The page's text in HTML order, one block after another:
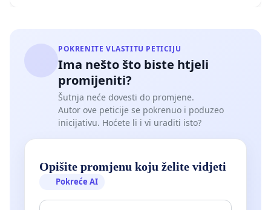
POKRENITE VLASTITU PETICIJU
Ima nešto što biste htjeli
promijeniti?
Šutnja neće dovesti do promjene.
Autor ove peticije se pokrenuo i poduzeo
inicijativu. Hoćete li i vi uraditi isto?
Opišite promjenu koju želite vidjeti
Pokreće AI